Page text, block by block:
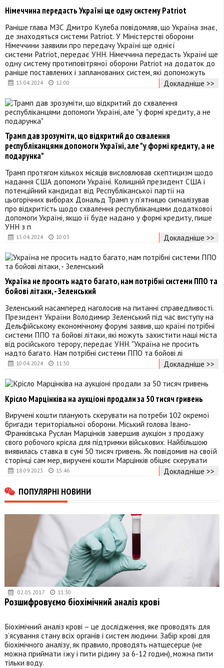
13.04.2024 12:00
Німеччина передасть Україні ще одну систему Patriot
Раніше глава МЗС Дмитро Кулеба повідомляв, що Україна знає,
де знаходяться системи Patriot. У Міністерстві оборони
Німеччини заявили про передачу Україні ще однієї
системи Patriot, передає УНН. Німеччина передасть Україні ще
одну систему протиповітряної оборони Patriot на додаток до
раніше поставлених і запланованих систем, які допоможуть
Докладніше >>
13.04.2024 10:03
Трамп дав зрозуміти, що відкритий до схвалення
республіканцями допомоги Україні, але "у формі кредиту, а не
подарунка"
Трамп протягом кількох місяців висловлював скептицизм щодо
надання США допомоги Україні. Колишній президент США і
потенційний кандидат від Республіканської партії на
цьогорічних виборах Дональд Трамп у п’ятницю сигналізував
про відкритість щодо схвалення республіканцями додаткової
допомоги Україні, якщо її буде надано у формі кредиту, пише
УНН з п
Докладніше >>
10.04.2024 11:50
Україна не просить надто багато, нам потрібні системи ППО та
бойові літаки, - Зеленський
Зеленський насамперед наголосив на питанні справедливості.
Президент України Володимир Зеленський під час виступу на
Дельфійському економічному форумі заявив, що країні потрібні
системи ППО та бойові літаки, які можуть захистити наші міста
від російського терору, передає УНН. "Україна не просить
надто багато. Нам потрібні системи ППО та бойові лі
Докладніше >>
18.09.2023 15:46
Крісло Марцінківа на аукціоні продали за 50 тисяч гривень
Виручені кошти планують скерувати на потреби 102 окремої
бригади територіальної оборони. Міський голова Івано-
Франківська Руслан Марцінків завершив аукціон з продажу
свого робочого крісла для підтримки військових. Найбільшою
виявилась ставка в сумі 50 тисяч гривень. Як повідомив на своїй
сторінці сам мер, виручені кошти Марцінків обіцяє скерувати
Докладніше >>
ПОПУЛЯРНІ НОВИНИ
02.05.2017 11:30
Розшифровуємо біохімічний аналіз крові
Біохімічний аналіз крові – це дослідження, яке проводять для
з’ясування стану всіх органів і систем людини. Забір крові для
біохімічного аналізу, як правило, проводять натщесерце (не
можна приймати їжу і пити рідину за 6-12 годин), можна пити
тільки воду.